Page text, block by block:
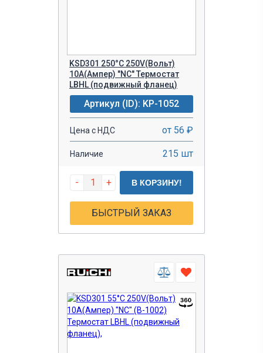
KSD301 250°C 250V(Вольт)
10A(Ампер) "NC" Термостат
LBHL (подвижный фланец)
Артикул (ID): KP-1052
Цена с НДС от 56 ₽
Наличие 215 шт
- + В КОРЗИНУ!
БЫСТРЫЙ ЗАКАЗ